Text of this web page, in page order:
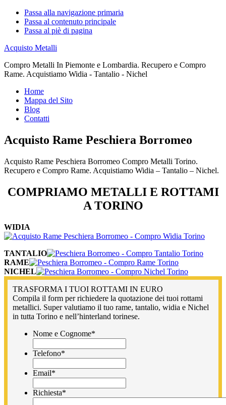
Passa alla navigazione primaria
Passa al contenuto principale
Passa al piè di pagina
Acquisto Metalli
Compro Metalli In Piemonte e Lombardia. Recupero e Compro
Rame. Acquistiamo Widia - Tantalio - Nichel
Home
Mappa del Sito
Blog
Contatti
Acquisto Rame Peschiera Borromeo
Acquisto Rame Peschiera Borromeo Compro Metalli Torino.
Recupero e Compro Rame. Acquistiamo Widia – Tantalio – Nichel.
COMPRIAMO METALLI E ROTTAMI
A TORINO
WIDIA
TANTALIO
RAME
NICHEL
TRASFORMA I TUOI ROTTAMI IN EURO
Compila il form per richiedere la quotazione dei tuoi rottami
metallici. Super valutiamo il tuo rame, tantalio, widia e Nichel
in tutta Torino e nell’hinterland torinese.
Nome e Cognome*
Telefono*
Email*
Richiesta*